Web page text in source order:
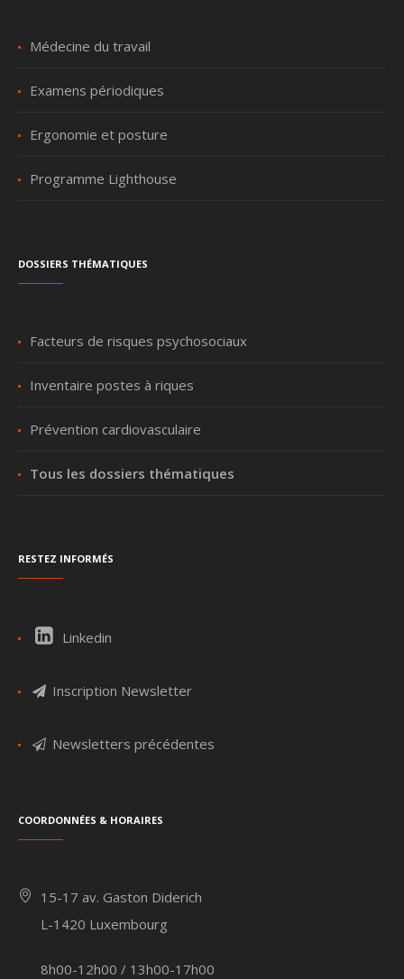
Médecine du travail
Examens périodiques
Ergonomie et posture
Programme Lighthouse
Dossiers thématiques
Facteurs de risques psychosociaux
Inventaire postes à riques
Prévention cardiovasculaire
Tous les dossiers thématiques
Restez informés
Linkedin
Inscription Newsletter
Newsletters précédentes
Coordonnées & Horaires
15-17 av. Gaston Diderich
L-1420 Luxembourg
8h00-12h00 / 13h00-17h00